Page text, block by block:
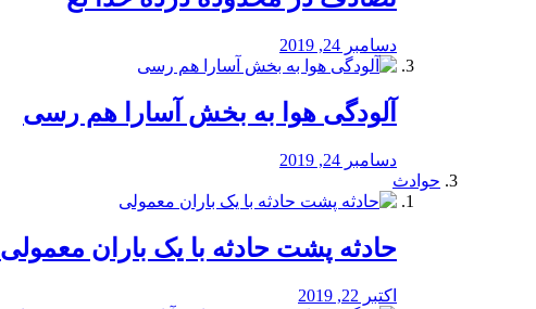
دسامبر 24, 2019
آلودگی هوا به بخش آسارا هم رسی
دسامبر 24, 2019
حوادث
️حادثه پشت حادثه با یک باران معمولی
اکتبر 22, 2019